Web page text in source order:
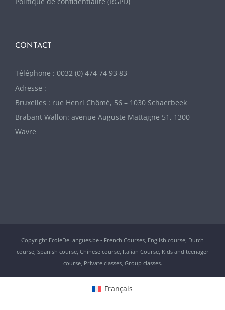
CONTACT
Téléphone : 0032 (0) 474 74 93 83
Adresse :
Bruxelles : rue Henri Chômé, 56 – 1030 Schaerbeek
Brabant Wallon: avenue Auguste Mattagne 51, 1300
Wavre
Copyright EcoleDeLangues.be - French Courses, English course, Dutch
course, Spanish course, Chinese course, Italian Course, Kids and teenager
course, Private classes, Group classes.
Français